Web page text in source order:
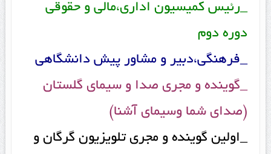
_رئیس کمیسیون اداری،مالی و حقوقی
دوره دوم
_فرهنگی،دبیر و مشاور پیش دانشگاهی
_گوینده و مجری صدا و سیمای گلستان
(صدای شما وسیمای آشنا)
_اولین گوینده و مجری تلویزیون گرگان و